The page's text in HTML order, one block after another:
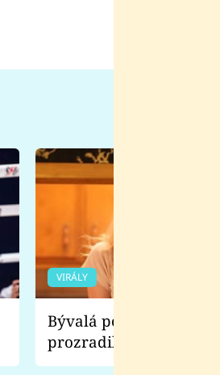
VIRÁLY
Bývalá pornoherečka
prozradila, co ji
natáčení Euforie.